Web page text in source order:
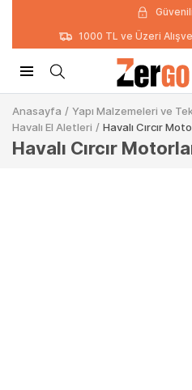
1000 TL ve Üzeri
Anasayfa / Yapı Malzemeleri ve
Havalı El Aletleri / Havalı Cırcır
Havalı Cırcır